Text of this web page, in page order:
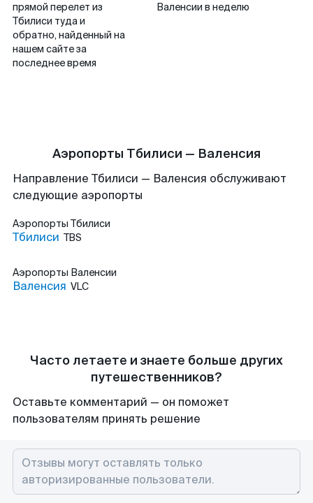
прямой перелет из
Тбилиси туда и
обратно, найденный на
нашем сайте за
последнее время
Валенсии в неделю
Аэропорты Тбилиси — Валенсия
Направление Тбилиси — Валенсия обслуживают
следующие аэропорты
Аэропорты Тбилиси
Тбилиси TBS
Аэропорты Валенсии
Валенсия VLC
Часто летаете и знаете больше других
путешественников?
Оставьте комментарий — он поможет
пользователям принять решение